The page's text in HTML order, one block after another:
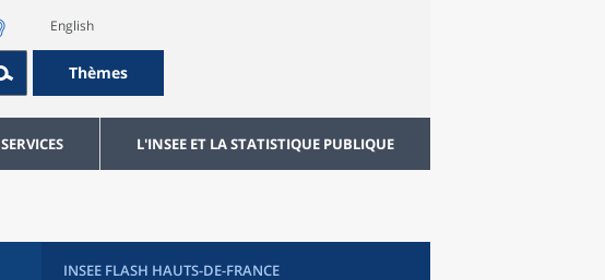
English
Thèmes
SERVICES L'INSEE ET LA STATISTIQUE PUBLIQUE
INSEE FLASH HAUTS-DE-FRANCE